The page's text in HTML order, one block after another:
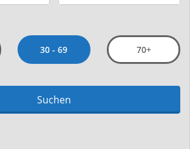
30 - 69 70+
Suchen